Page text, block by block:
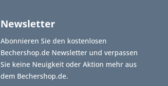
Newsletter
Abonnieren Sie den kostenlosen
Bechershop.de Newsletter und verpassen
Sie keine Neuigkeit oder Aktion mehr aus
dem Bechershop.de.